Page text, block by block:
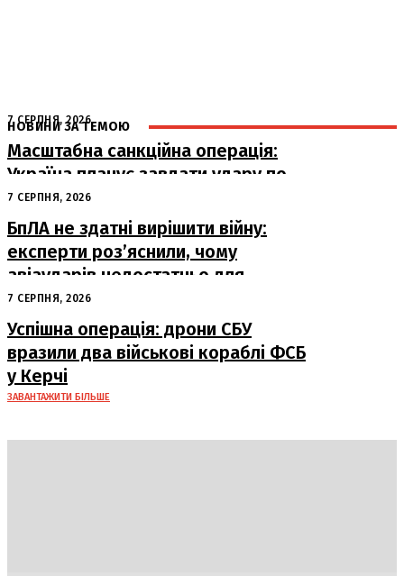
НОВИНИ ЗА ТЕМОЮ
7 СЕРПНЯ, 2026
Масштабна санкційна операція:
Україна планує завдати удару по
російському ВПК
7 СЕРПНЯ, 2026
БпЛА не здатні вирішити війну:
експерти роз’яснили, чому
авіаударів недостатньо для
досягнення миру
7 СЕРПНЯ, 2026
Успішна операція: дрони СБУ
вразили два військові кораблі ФСБ
у Керчі
ЗАВАНТАЖИТИ БІЛЬШЕ